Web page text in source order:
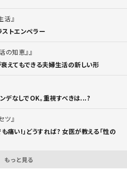
活
トエンペラー
の知恵』
えてもできる夫婦生活の新しい形
デなしでOK。重視すべきは...?
ツ
痛い!」どうすれば? 女医が教える「性の
もっと見る